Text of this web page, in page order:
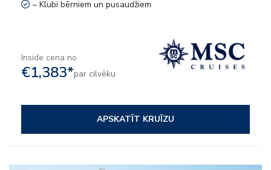
– Klubi bērniem un pusaudžiem
Inside cena no
€1,383*par cilvēku
APSKATĪT KRUĪZU